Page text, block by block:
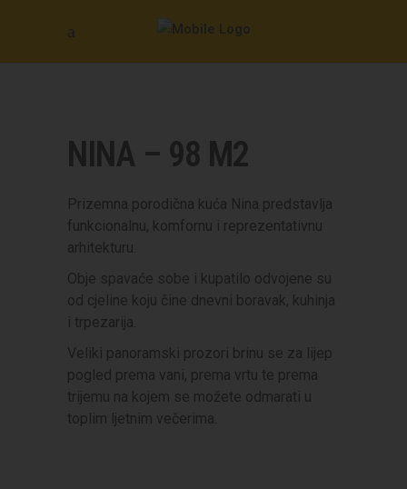
NINA – 98 M2
Prizemna porodična kuća Nina predstavlja
funkcionalnu, komfornu i reprezentativnu
arhitekturu.
Obje spavaće sobe i kupatilo odvojene su
od cjeline koju čine dnevni boravak, kuhinja
i trpezarija.
Veliki panoramski prozori brinu se za lijep
pogled prema vani, prema vrtu te prema
trijemu na kojem se možete odmarati u
toplim ljetnim večerima.